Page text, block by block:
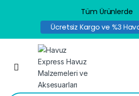
Skip to navigation
Skip to content
Tüm Ürünlerde
Ücretsiz Kargo ve %3